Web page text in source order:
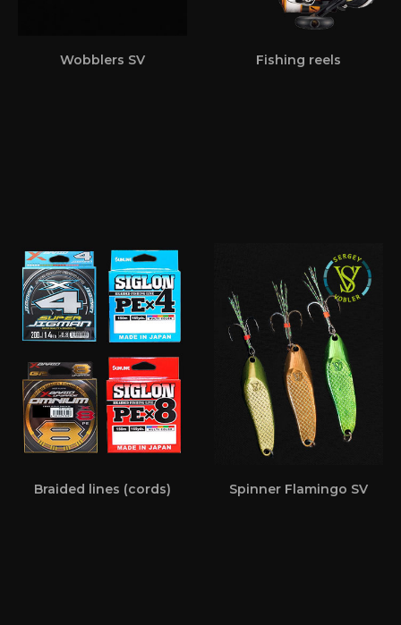
Wobblers SV Fishing reels
Braided lines (cords) Spinner Flamingo SV